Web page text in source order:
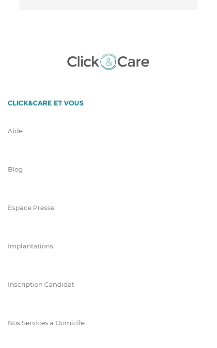
CLICK&CARE ET VOUS
Aide
Blog
Espace Presse
Implantations
Inscription Candidat
Nos Services à Domicile